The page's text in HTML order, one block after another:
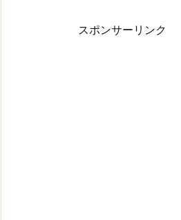
スポンサーリンク